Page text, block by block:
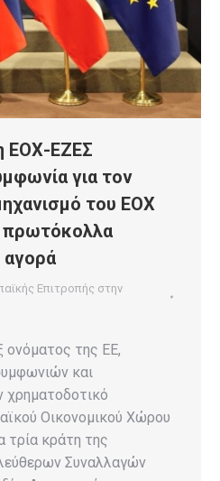
ΕΟΧ-ΕΖΕΣ
για τον
του ΕΟΧ
πρωτόκολλα
Επιτροπής στην
ονόματος της ΕΕ,
και
Οικονομικού Χώρου
κράτη της
Συναλλαγών